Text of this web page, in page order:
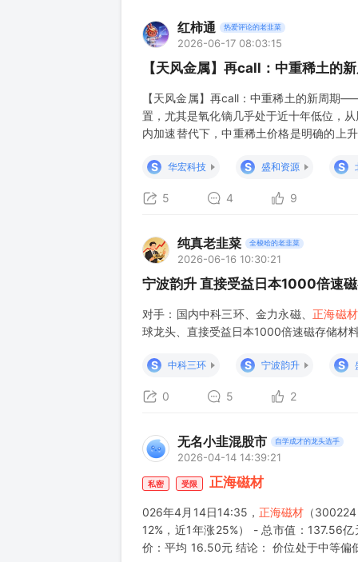
红柿通 热爱评论的老韭菜
2026-06-17 08:03:15
【天风金属】再call：中重稀土
【天风金属】再call：中重稀土的新周期
置，尤其是氧化镝几乎处于近十年低位，
内加速替代下，中重稀土价格是明确的上
年由于中重稀土矿整体供应变化
S 华宏科技 S 盛和资源 S
5 4 9
纯真老韭菜 全梭哈的老韭菜
2026-06-16 10:30:21
宁波韵升 直接受益日本1000倍速
对手：国内中科三环、金力永磁、 正海磁材
球龙头、直接受益日本1000倍速磁存储材
S 中科三环 S 宁波韵升 S
0 5 2
无名小韭混股市 自学成才的龙头选手
2026-04-14 14:39:21
私密 受限 正海磁材
026年4月14日14:35， 正海磁材 （
12%，近1年涨25%） - 总市值：137.56
价：平均 16.50元 结论： 价位处于中等偏